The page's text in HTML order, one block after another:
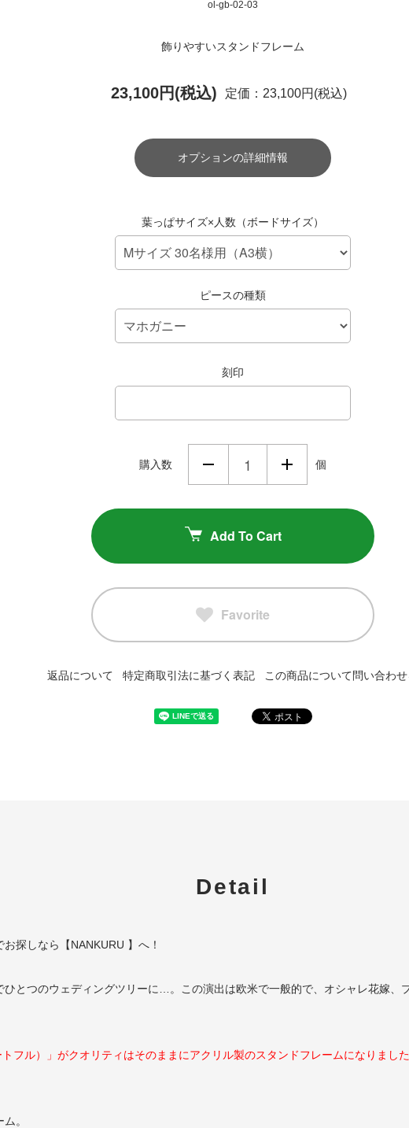
ol-gb-02-03
飾りやすいスタンドフレーム
23,100円(税込) 定価：23,100円(税込)
オプションの詳細情報
葉っぱサイズ×人数（ボードサイズ）
ピースの種類
刻印
購入数 個
Add To Cart
Favorite
返品について 特定商取引法に基づく表記 この商品について問い合わ
Detail
お探しなら【NANKURU 】へ！
ひとつのウェディングツリーに…。この演出は欧米で一般的で、オシャレ花嫁、
トフル）」がクオリティはそのままにアクリル製のスタンドフレームになりまし
。